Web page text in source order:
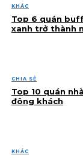
KHÁC
Top 6 quán
xanh trở thành
CHIA SẺ
Top 10 quán
đông khách
KHÁC